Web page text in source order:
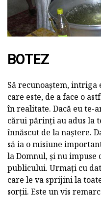
BOTEZ
Să recunoaștem,
care este, de a face o
în realitate. Dacă eu te-
cărui părinți au adus la
înnăscut de la naștere.
să ia o misiune
la Domnul, și nu impuse
publicului. Urmați cu
care le va sprijini la
sorții. Este un vis